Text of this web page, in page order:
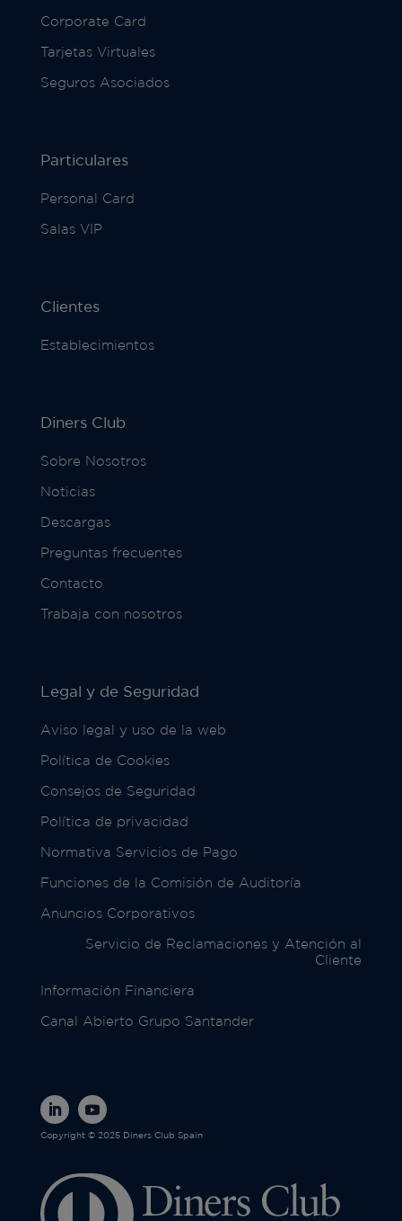
Corporate Card
Tarjetas Virtuales
Seguros Asociados
Particulares
Personal Card
Salas VIP
Clientes
Establecimientos
Diners Club
Sobre Nosotros
Noticias
Descargas
Preguntas frecuentes
Contacto
Trabaja con nosotros
Legal y de Seguridad
Aviso legal y uso de la web
Política de Cookies
Consejos de Seguridad
Política de privacidad
Normativa Servicios de Pago
Funciones de la Comisión de Auditoría
Anuncios Corporativos
Servicio de Reclamaciones y Atención al
Cliente
Información Financiera
Canal Abierto Grupo Santander
Copyright © 2025 Diners Club Spain